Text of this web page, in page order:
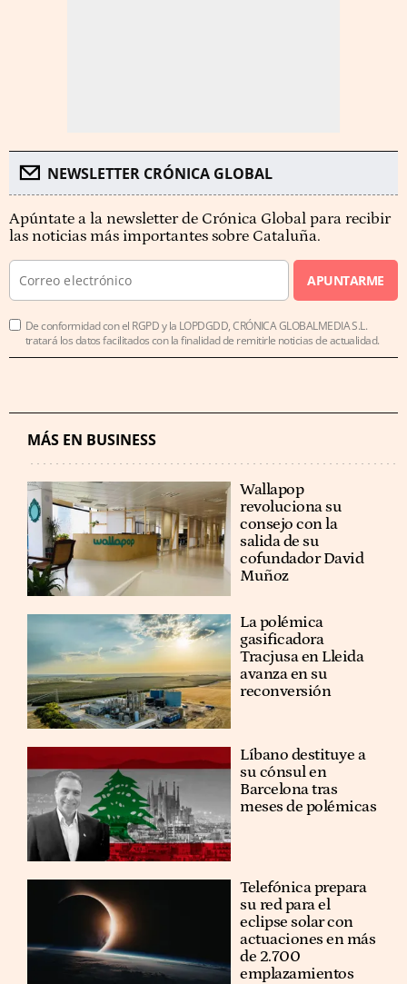
NEWSLETTER CRÓNICA GLOBAL
Apúntate a la newsletter de Crónica Global para recibir
las noticias más importantes sobre Cataluña.
APUNTARME
De conformidad con el RGPD y la LOPDGDD, CRÓNICA GLOBALMEDIA S.L.
tratará los datos facilitados con la finalidad de remitirle noticias de actualidad.
MÁS EN BUSINESS
Wallapop
revoluciona su
consejo con la
salida de su
cofundador David
Muñoz
La polémica
gasificadora
Tracjusa en Lleida
avanza en su
reconversión
Líbano destituye a
su cónsul en
Barcelona tras
meses de polémicas
Telefónica prepara
su red para el
eclipse solar con
actuaciones en más
de 2.700
emplazamientos